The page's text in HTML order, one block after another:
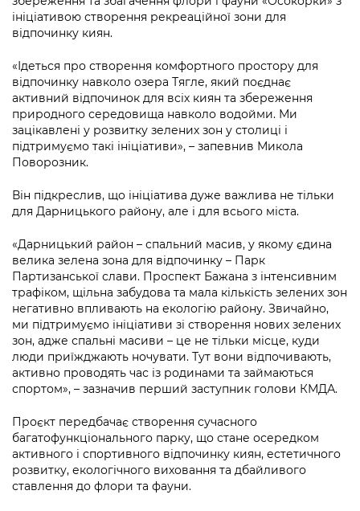
Підприємства, установи, організації
Kyiv International Relations
Річні звіти
Гендерна політика
Безбар'єрність
Київська міська військова адміністрація
Портал Захисників та Захисниць
Портал послуг
Міський застосунок Київ Цифровий
Важливе під час воєнного стану
Уряд» – місцевий рівень»
Про відкриті дані
Публічні дашборди
ініціативою створення рекреаційної зони для
відпочинку киян.
«Ідеться про створення комфортного простору для
відпочинку навколо озера Тягле, який поєднає
активний відпочинок для всіх киян та збереження
природного середовища навколо водойми. Ми
зацікавлені у розвитку зелених зон у столиці і
підтримуємо такі ініціативи», – запевнив Микола
Поворозник.
Він підкреслив, що ініціатива дуже важлива не тільки
для Дарницького району, але і для всього міста.
«Дарницький район – спальний масив, у якому єдина
велика зелена зона для відпочинку – Парк
Партизанської слави. Проспект Бажана з інтенсивним
трафіком, щільна забудова та мала кількість зелених зон
негативно впливають на екологію району. Звичайно,
ми підтримуємо ініціативи зі створення нових зелених
зон, адже спальні масиви – це не тільки місце, куди
люди приїжджають ночувати. Тут вони відпочивають,
активно проводять час із родинами та займаються
спортом», – зазначив перший заступник голови КМДА.
Проєкт передбачає створення сучасного
багатофункціонального парку, що стане осередком
активного і спортивного відпочинку киян, естетичного
розвитку, екологічного виховання та дбайливого
ставлення до флори та фауни.